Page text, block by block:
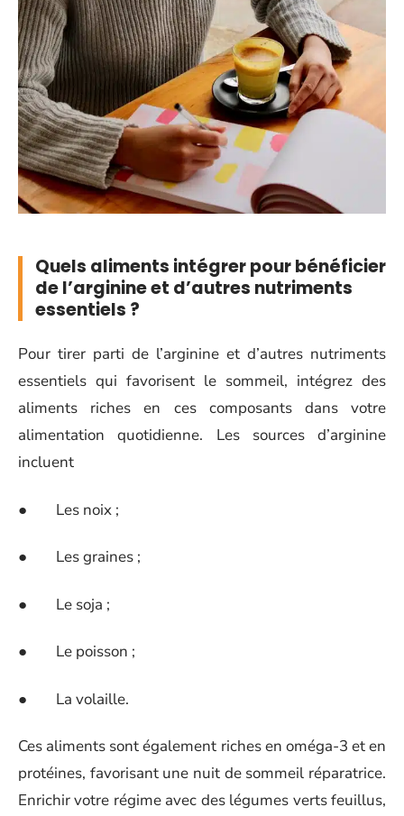
Quels aliments intégrer pour bénéficier
de l’arginine et d’autres nutriments
essentiels ?
Pour tirer parti de l’arginine et d’autres nutriments
essentiels qui favorisent le sommeil, intégrez des
aliments riches en ces composants dans votre
alimentation quotidienne. Les sources d’arginine
incluent
● Les noix ;
● Les graines ;
● Le soja ;
● Le poisson ;
● La volaille.
Ces aliments sont également riches en oméga-3 et en
protéines, favorisant une nuit de sommeil réparatrice.
Enrichir votre régime avec des légumes verts feuillus,